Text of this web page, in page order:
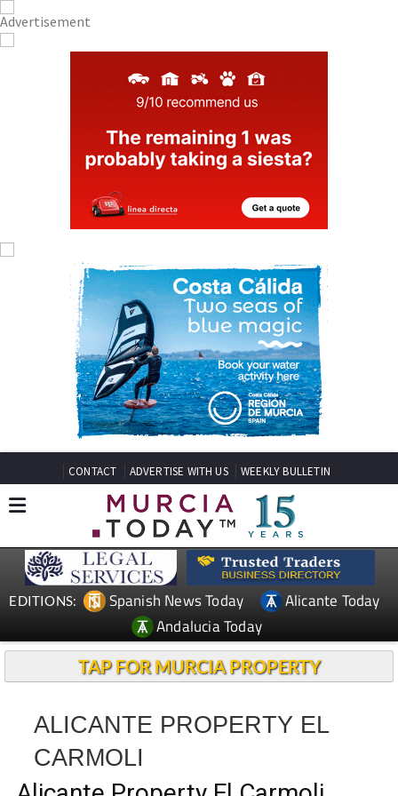
CONTACT ADVERTISE WITH US WEEKLY BULLETIN
EDITIONS: Spanish News Today
Alicante Today
Andalucia Today
TAP FOR MURCIA PROPERTY
ALICANTE PROPERTY EL
CARMOLI